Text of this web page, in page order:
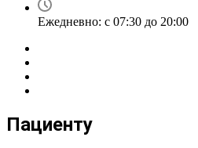
Ежедневно: с 07:30 до 20:00
Пациенту